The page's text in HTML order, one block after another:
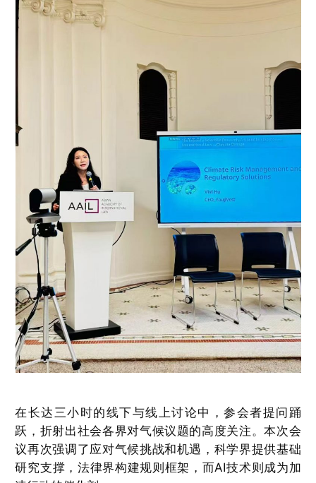
在长达三小时的线下与线上讨论中，参会者提问踊
跃，折射出社会各界对气候议题的高度关注。本次会
议再次强调了应对气候挑战和机遇，科学界提供基础
研究支撑，法律界构建规则框架，而AI技术则成为加